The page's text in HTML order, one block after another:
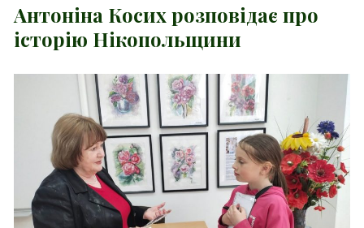
Антоніна Косих розповідає про
історію Нікопольщини